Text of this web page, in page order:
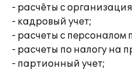
- расчёты с
- кадровый учет;
- расчеты с персоналом
- расчеты по налогу на
- партионный учет;